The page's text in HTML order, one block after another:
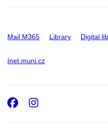
Mail M365 Library Digital
Inet.muni.cz
Facebook
Instagram